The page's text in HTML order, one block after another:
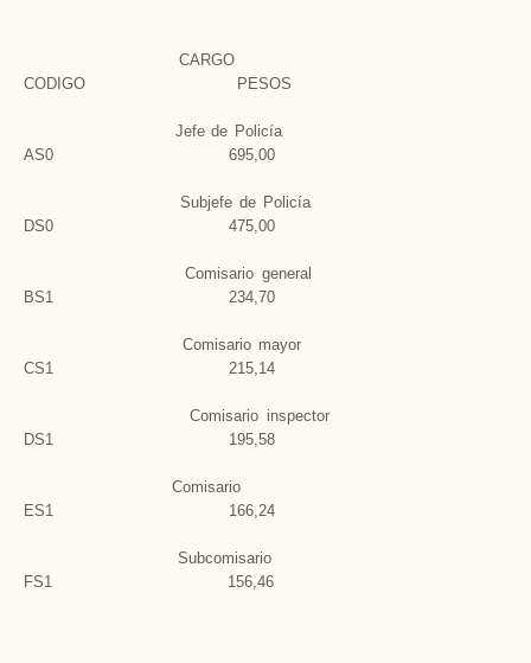
CARGO
CODIGO PESOS
Jefe de Policía
AS0 695,00
Subjefe de Policía
DS0 475,00
Comisario general
BS1 234,70
Comisario mayor
CS1 215,14
Comisario inspector
DS1 195,58
Comisario
ES1 166,24
Subcomisario
FS1 156,46